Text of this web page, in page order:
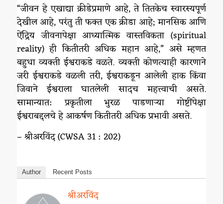
“जीवन हे एखाद्या क्रीडेप्रमाणे आहे, ते तितकेच स्वारस्यपूर्ण
देखील आहे, परंतु ती फक्त एक क्रीडा आहे; मानसिक आणि
ऐंद्रिय जीवनापेक्षा आध्यात्मिक वास्तविकता (spiritual
reality) ही कितीतरी अधिक महान आहे,” असे म्हणत
बहुधा व्यक्ती ईश्वराकडे वळते. व्यक्ती कोणत्याही कारणाने
जरी ईश्वराकडे वळली तरी, ईश्वराकडून आलेली हाक किंवा
जिवाने ईश्वराला घातलेली सादच महत्त्वाची असते.
सामान्यात: प्रकृतीला भुरळ पाडणाऱ्या गोष्टींपेक्षा
ईश्वराबद्दलचे हे आकर्षण कितीतरी अधिक प्रभावी असते.
– श्रीअरविंद (CWSA 31 : 202)
Author Recent Posts
श्रीअरविंद